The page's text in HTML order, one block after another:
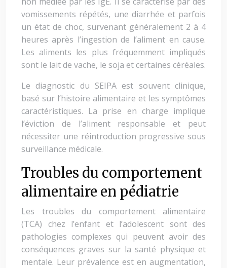
vomissements répétés, une diarrhée et parfois
un état de choc, survenant généralement 2 à 4
heures après l’ingestion de l’aliment en cause.
Les aliments les plus fréquemment impliqués
sont le lait de vache, le soja et certaines céréales.
Le diagnostic du SEIPA est souvent clinique,
basé sur l’histoire alimentaire et les symptômes
caractéristiques. La prise en charge implique
l’éviction de l’aliment responsable et peut
nécessiter une réintroduction progressive sous
surveillance médicale.
Troubles du comportement
alimentaire en pédiatrie
Les troubles du comportement alimentaire
(TCA) chez l’enfant et l’adolescent sont des
pathologies complexes qui peuvent avoir des
conséquences graves sur la santé physique et
mentale. Leur prévalence est en augmentation,